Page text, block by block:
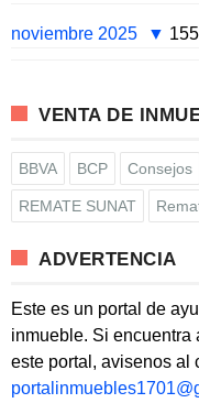
noviembre 2025
VENTA DE
BBVA BCP Consejos
REMATE SUNAT
ADVERTENCIA
Este es un portal de
inmueble. Si encuentra
este portal, avisenos al